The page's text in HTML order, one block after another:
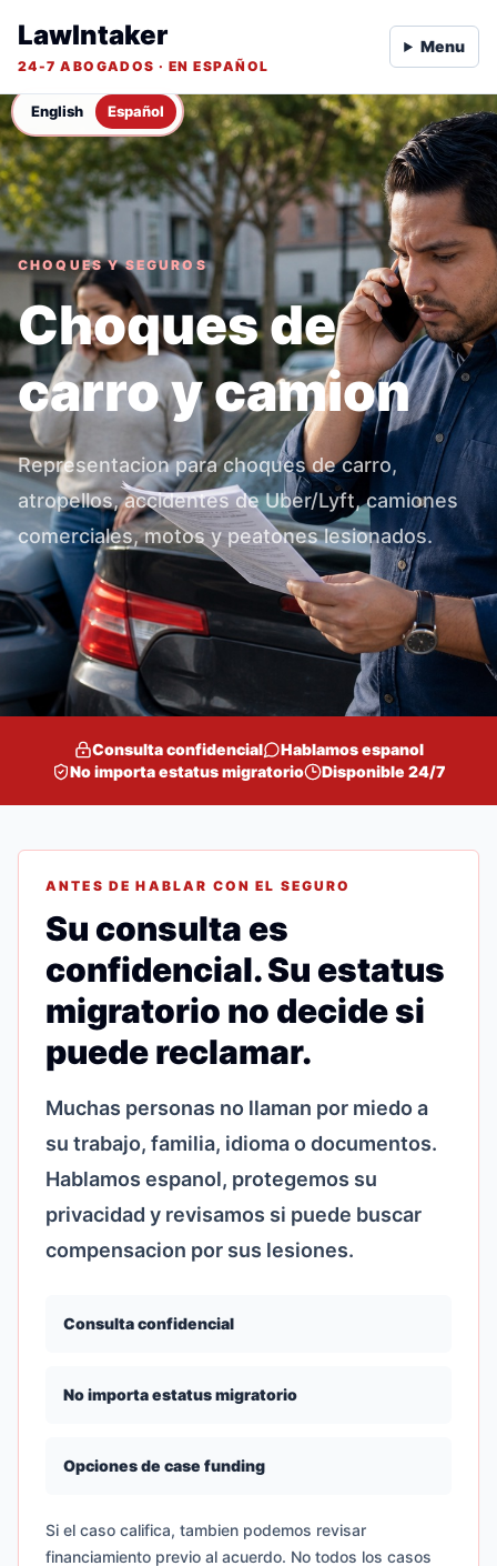
English Español
LawIntaker
24-7 ABOGADOS · EN ESPAÑOL
Menu
CHOQUES Y SEGUROS
Choques de
carro y camion
Representacion para choques de carro,
atropellos, accidentes de Uber/Lyft, camiones
comerciales, motos y peatones lesionados.
Consulta confidencial
Hablamos espanol
No importa estatus migratorio
Disponible 24/7
ANTES DE HABLAR CON EL SEGURO
Su consulta es
confidencial. Su estatus
migratorio no decide si
puede reclamar.
Muchas personas no llaman por miedo a
su trabajo, familia, idioma o documentos.
Hablamos espanol, protegemos su
privacidad y revisamos si puede buscar
compensacion por sus lesiones.
Consulta confidencial
No importa estatus migratorio
Opciones de case funding
Si el caso califica, tambien podemos revisar
financiamiento previo al acuerdo. No todos los casos